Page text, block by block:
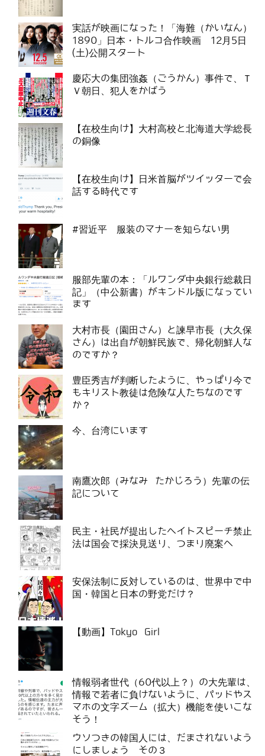
実話が映画になった！「海難（かいなん）
1890」日本・トルコ合作映画 12月5日
(土)公開スタート
慶応大の集団強姦（ごうかん）事件で、Ｔ
Ｖ朝日、犯人をかばう
【在校生向け】大村高校と北海道大学総長
の銅像
【在校生向け】日米首脳がツイッターで会
話する時代です
#習近平 服装のマナーを知らない男
服部先輩の本：「ルワンダ中央銀行総裁日
記」（中公新書）がキンドル版になってい
ます
大村市長（園田さん）と諫早市長（大久保
さん）は出自が朝鮮民族で、帰化朝鮮人な
のですか？
豊臣秀吉が判断したように、やっぱり今で
もキリスト教徒は危険な人たちなのです
か？
今、台湾にいます
南鷹次郎（みなみ たかじろう）先輩の伝
記について
民主・社民が提出したヘイトスピーチ禁止
法は国会で採決見送り、つまり廃案へ
安保法制に反対しているのは、世界中で中
国・韓国と日本の野党だけ？
【動画】Tokyo Girl
情報弱者世代（60代以上？）の大先輩は、
情報で若者に負けないように、パッドやス
マホの文字ズーム（拡大）機能を使いこな
そう！
ウソつきの韓国人には、だまされないよう
にしましょう その３